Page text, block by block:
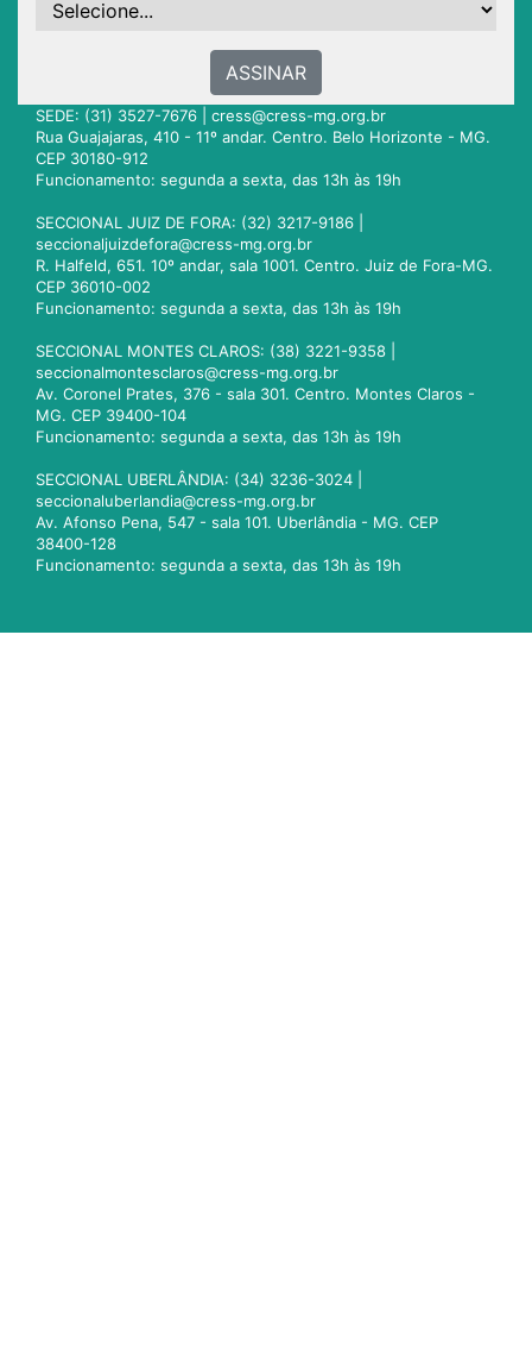
ASSINAR
SEDE: (31) 3527-7676 | cress@cress-mg.org.br
Rua Guajajaras, 410 - 11º andar. Centro. Belo Horizonte - MG.
CEP 30180-912
Funcionamento: segunda a sexta, das 13h às 19h
SECCIONAL JUIZ DE FORA: (32) 3217-9186 |
seccionaljuizdefora@cress-mg.org.br
R. Halfeld, 651. 10º andar, sala 1001. Centro. Juiz de Fora-MG.
CEP 36010-002
Funcionamento: segunda a sexta, das 13h às 19h
SECCIONAL MONTES CLAROS: (38) 3221-9358 |
seccionalmontesclaros@cress-mg.org.br
Av. Coronel Prates, 376 - sala 301. Centro. Montes Claros -
MG. CEP 39400-104
Funcionamento: segunda a sexta, das 13h às 19h
SECCIONAL UBERLÂNDIA: (34) 3236-3024 |
seccionaluberlandia@cress-mg.org.br
Av. Afonso Pena, 547 - sala 101. Uberlândia - MG. CEP
38400-128
Funcionamento: segunda a sexta, das 13h às 19h